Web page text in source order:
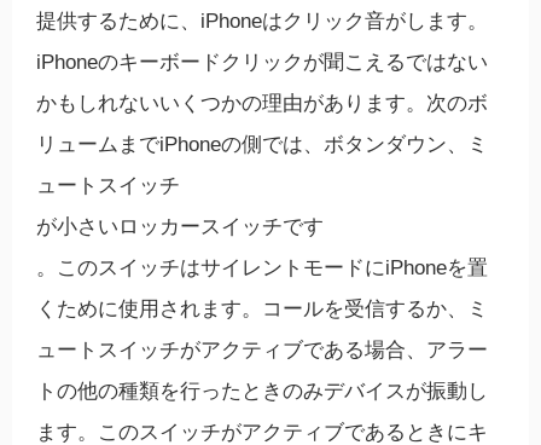
提供するために、iPhoneはクリック音がします。
iPhoneのキーボードクリックが聞こえるではない
かもしれないいくつかの理由があります。 次のボ
リュームまでiPhoneの側では、ボタンダウン、ミ
ュートスイッチ
が小さいロッカースイッチです
。このスイッチはサイレントモードにiPhoneを置
くために使用されます。コー​​ルを受信するか、ミ
ュートスイッチがアクティブである場合、アラー
トの他の種類を行ったときのみデバイスが振動し
ます。このスイッチがアクティブであるときにキ